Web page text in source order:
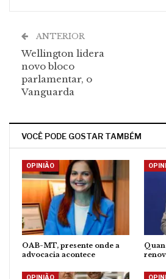
ANTERIOR
Wellington lidera
novo bloco
parlamentar, o
Vanguarda
VOCÊ PODE GOSTAR TAMBÉM
OPINIÃO
OAB-MT, presente onde a
advocacia acontece
OPINIÃO